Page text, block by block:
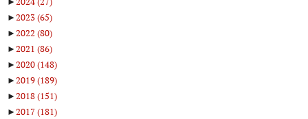
► 2023(65)
► 2022 (80)
► 2021 (86)
► 2020(148)
► 2019(189)
► 2018(151)
► 2017(181)